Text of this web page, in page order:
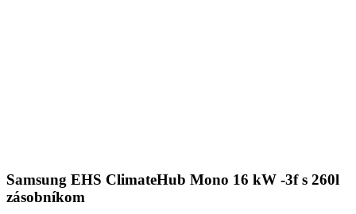
Samsung EHS ClimateHub Mono 16 kW -3f s 260l
zásobníkom